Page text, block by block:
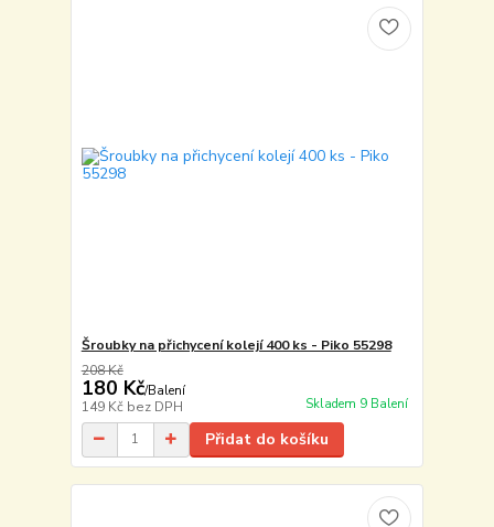
Šroubky na přichycení kolejí 400 ks - Piko 55298
208 Kč
180 Kč/Balení
149 Kč bez DPH Skladem 9 Balení
Přidat do košíku